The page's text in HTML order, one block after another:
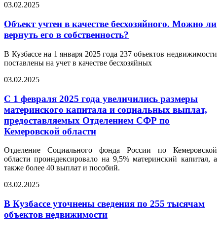
03.02.2025
Объект учтен в качестве бесхозяйного. Можно ли
вернуть его в собственность?
В Кузбассе на 1 января 2025 года 237 объектов недвижимости
поставлены на учет в качестве бесхозяйных
03.02.2025
С 1 февраля 2025 года увеличились размеры
материнского капитала и социальных выплат,
предоставляемых Отделением СФР по
Кемеровской области
Отделение Социального фонда России по Кемеровской
области проиндексировало на 9,5% материнский капитал, а
также более 40 выплат и пособий.
03.02.2025
В Кузбассе уточнены сведения по 255 тысячам
объектов недвижимости